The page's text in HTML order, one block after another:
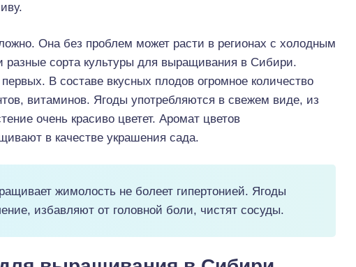
Она без проблем может расти в регионах с холодным
cорта культуры для выращивания в Сибири.
В составе вкусных плодов огромное количество
витаминов. Ягоды употребляются в свежем виде, из
очень красиво цветет. Аромат цветов
в качестве украшения сада.
жимолость не болеет гипертонией. Ягоды
избавляют от головной боли, чистят сосуды.